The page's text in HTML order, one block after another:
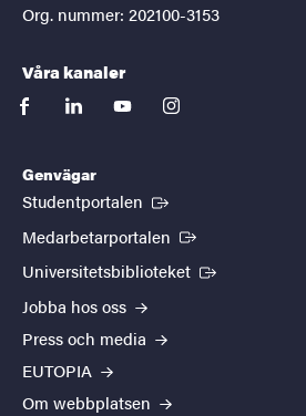
Org. nummer: 202100-3153
Våra kanaler
facebooklinkedinyoutubeinstagram
Genvägar
Studentportalen (Extern länk)
Medarbetarportalen (Extern länk)
Universitetsbiblioteket (Extern länk)
Jobba hos oss
Press och media
EUTOPIA
Om webbplatsen